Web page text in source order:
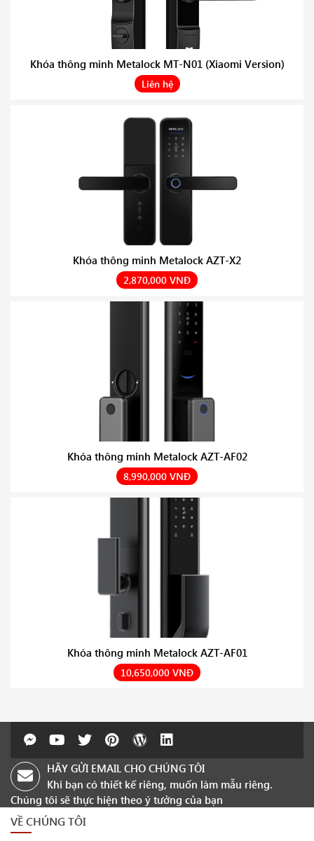
Khóa thông minh Metalock MT-N01 (Xiaomi Version)
Liên hệ
Khóa thông minh Metalock AZT-X2
2,870,000 VNĐ
Khóa thông minh Metalock AZT-AF02
8,990,000 VNĐ
Khóa thông minh Metalock AZT-AF01
10,650,000 VNĐ
HÃY GỬI EMAIL CHO CHÚNG TÔI
Khi bạn có thiết kế riêng, muốn làm mẫu riêng.
Chúng tôi sẽ thực hiện theo ý tưởng của bạn
VỀ CHÚNG TÔI